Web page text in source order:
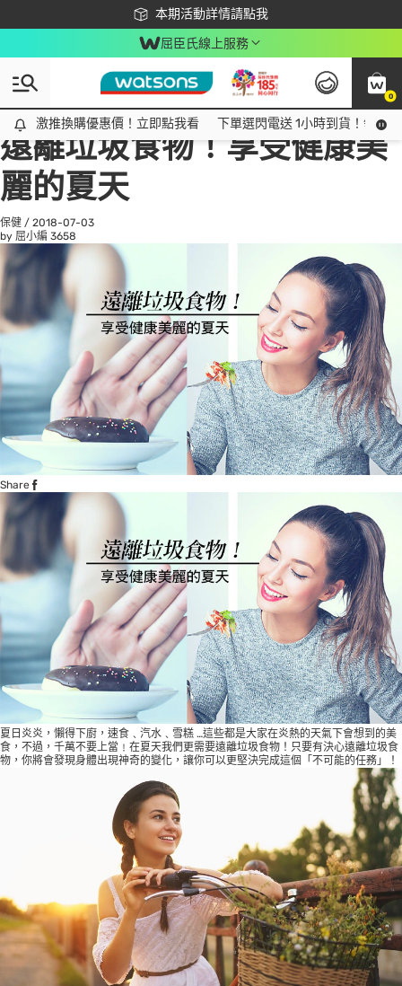
本期活動詳情請點我
下載app最高回饋$350
屈臣氏線上服務
0
激推換購優惠價！立即點我看
激推換購優惠價！立即點我看 下單選閃電送 1小時到貨！領神
All
話題趨勢
遠離垃圾食物！享受健康美
麗的夏天
保健 / 2018-07-03
by 屈小編 3658
Share
夏日炎炎，懶得下廚，速食﹑汽水﹑雪糕 …這些都是大家在炎熱的天氣下會想到的美
食，不過，千萬不要上當﹗在夏天我們更需要遠離垃圾食物！只要有決心遠離垃圾食
物，你將會發現身體出現神奇的變化，讓你可以更堅決完成這個「不可能的任務」！